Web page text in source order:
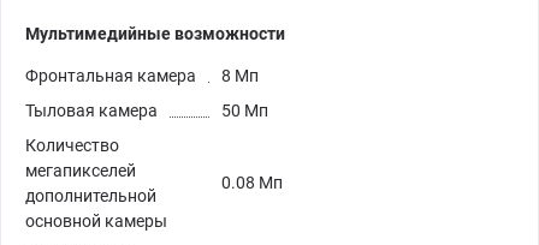
Мультимедийные возможности
Фронтальная камера
8 Мп
Тыловая камера
50 Мп
Количество
мегапикселей
дополнительной
основной камеры
0.08 Мп